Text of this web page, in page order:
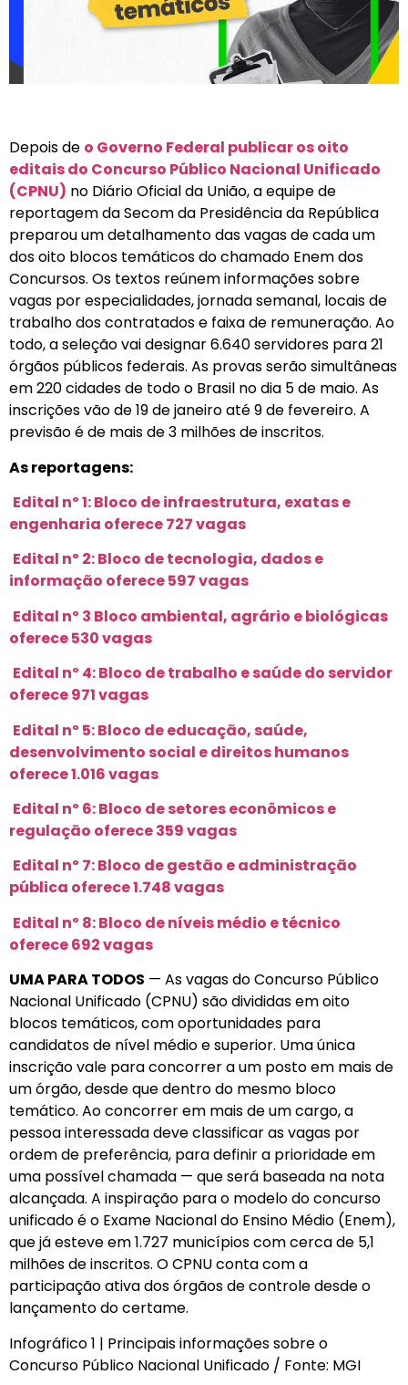
Depois de o Governo Federal publicar os oito
editais do Concurso Público Nacional Unificado
(CPNU) no Diário Oficial da União, a equipe de
reportagem da Secom da Presidência da República
preparou um detalhamento das vagas de cada um
dos oito blocos temáticos do chamado Enem dos
Concursos. Os textos reúnem informações sobre
vagas por especialidades, jornada semanal, locais de
trabalho dos contratados e faixa de remuneração. Ao
todo, a seleção vai designar 6.640 servidores para 21
órgãos públicos federais. As provas serão simultâneas
em 220 cidades de todo o Brasil no dia 5 de maio. As
inscrições vão de 19 de janeiro até 9 de fevereiro. A
previsão é de mais de 3 milhões de inscritos.
As reportagens:
Edital nº 1: Bloco de infraestrutura, exatas e
engenharia oferece 727 vagas
Edital nº 2: Bloco de tecnologia, dados e
informação oferece 597 vagas
Edital nº 3 Bloco ambiental, agrário e biológicas
oferece 530 vagas
Edital nº 4: Bloco de trabalho e saúde do servidor
oferece 971 vagas
Edital nº 5: Bloco de educação, saúde,
desenvolvimento social e direitos humanos
oferece 1.016 vagas
Edital nº 6: Bloco de setores econômicos e
regulação oferece 359 vagas
Edital nº 7: Bloco de gestão e administração
pública oferece 1.748 vagas
Edital nº 8: Bloco de níveis médio e técnico
oferece 692 vagas
UMA PARA TODOS — As vagas do Concurso Público
Nacional Unificado (CPNU) são divididas em oito
blocos temáticos, com oportunidades para
candidatos de nível médio e superior. Uma única
inscrição vale para concorrer a um posto em mais de
um órgão, desde que dentro do mesmo bloco
temático. Ao concorrer em mais de um cargo, a
pessoa interessada deve classificar as vagas por
ordem de preferência, para definir a prioridade em
uma possível chamada — que será baseada na nota
alcançada. A inspiração para o modelo do concurso
unificado é o Exame Nacional do Ensino Médio (Enem),
que já esteve em 1.727 municípios com cerca de 5,1
milhões de inscritos. O CPNU conta com a
participação ativa dos órgãos de controle desde o
lançamento do certame.
Infográfico 1 | Principais informações sobre o
Concurso Público Nacional Unificado / Fonte: MGI